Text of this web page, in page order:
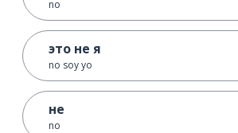
no
это не я
no soy yo
не
no